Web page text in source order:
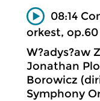
08:14
orkest,
W?adys?aw
Jonathan
Borowicz
Symphony